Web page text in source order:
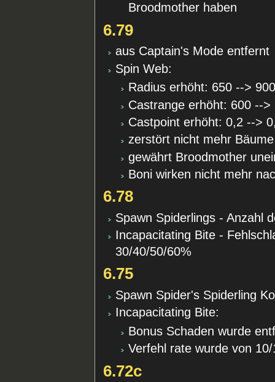
Broodmother haben
6.79
aus Captain's Mode entfernt
Spin Web:
Radius erhöht: 650 --> 900
Castrange erhöht: 600 -->
Castpoint erhöht: 0,2 -->
zerstört nicht mehr Bäume
gewährt Broodmother
Boni wirken nicht mehr
6.78
Spawn Spiderlings - Anzahl
Incapacitating Bite -
30/40/50/60%
6.75
Spawn Spider's Spiderling
Incapacitating Bite:
Bonus Schaden wurde
Verfehl rate wurde von
6.72c